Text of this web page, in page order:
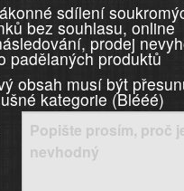
sdílení
bez souhlasu, online
prodej
padělaných produktů
obsah musí být
kategorie (Blééé)